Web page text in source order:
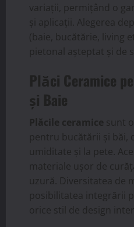
variații, permițând o
și aplicații. Alegerea
(baie, bucătărie, living
pietonal așteptat și de
Plăci Ceramice
și Baie
Plăcile ceramice sunt
pentru bucătării și băi,
umiditate și la pete.
materiale ușor de
uzură. Diversitatea de
posibilitatea integrării
orice stil de design